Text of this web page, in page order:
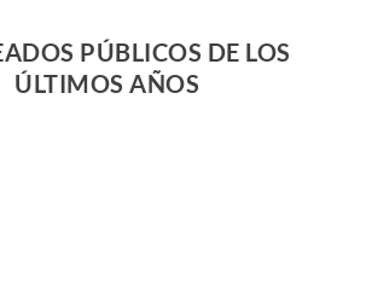
PÚBLICOS DE LOS
ÚLTIMOS AÑOS